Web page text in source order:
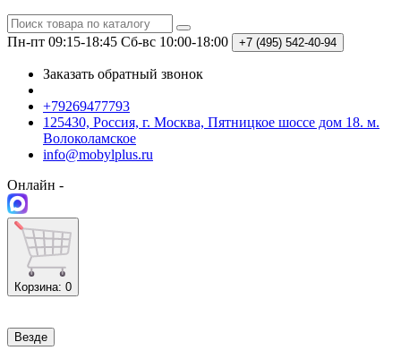
Пн-пт 09:15-18:45 Сб-вс 10:00-18:00 +7 (495) 542-40-94
Заказать обратный звонок
+79269477793
125430, Россия, г. Москва, Пятницкое шоссе дом 18. м.
Волоколамское
info@mobylplus.ru
Онлайн -
Корзина: 0
Везде